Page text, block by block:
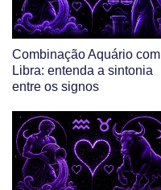
Combinação Aquário com
Libra: entenda a sintonia
entre os signos